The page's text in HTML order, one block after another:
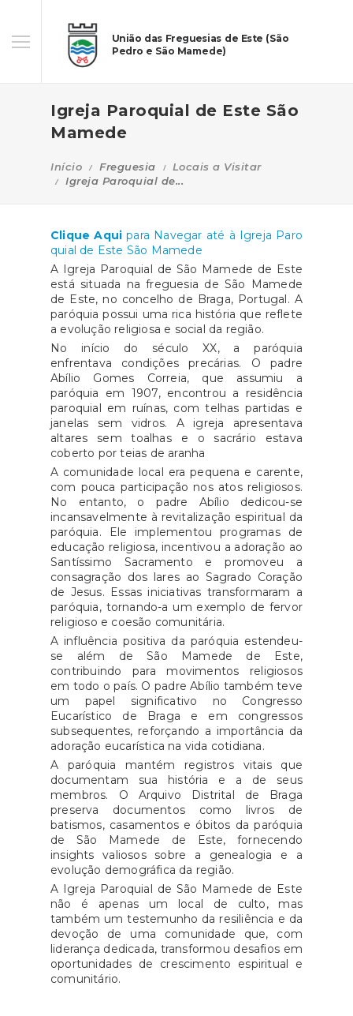
União das Freguesias de Este (São
Pedro e São Mamede)
Igreja Paroquial de Este São
Mamede
Início Freguesia
Locais a Visitar
Igreja Paroquial de...
Clique Aquipara Navegar até à Igreja Paro
quial de Este São Mamede
A Igreja Paroquial de São Mamede de Este
está situada na freguesia de São Mamede
de Este, no concelho de Braga, Portugal. A
paróquia possui uma rica história que reflete
a evolução religiosa e social da região.
No início do século XX, a paróquia
enfrentava condições precárias. O padre
Abílio Gomes Correia, que assumiu a
paróquia em 1907, encontrou a residência
paroquial em ruínas, com telhas partidas e
janelas sem vidros. A igreja apresentava
altares sem toalhas e o sacrário estava
coberto por teias de aranha
A comunidade local era pequena e carente,
com pouca participação nos atos religiosos.
No entanto, o padre Abílio dedicou-se
incansavelmente à revitalização espiritual da
paróquia. Ele implementou programas de
educação religiosa, incentivou a adoração ao
Santíssimo Sacramento e promoveu a
consagração dos lares ao Sagrado Coração
de Jesus. Essas iniciativas transformaram a
paróquia, tornando-a um exemplo de fervor
religioso e coesão comunitária.
A influência positiva da paróquia estendeu-
se além de São Mamede de Este,
contribuindo para movimentos religiosos
em todo o país. O padre Abílio também teve
um papel significativo no Congresso
Eucarístico de Braga e em congressos
subsequentes, reforçando a importância da
adoração eucarística na vida cotidiana.
A paróquia mantém registros vitais que
documentam sua história e a de seus
membros. O Arquivo Distrital de Braga
preserva documentos como livros de
batismos, casamentos e óbitos da paróquia
de São Mamede de Este, fornecendo
insights valiosos sobre a genealogia e a
evolução demográfica da região.
A Igreja Paroquial de São Mamede de Este
não é apenas um local de culto, mas
também um testemunho da resiliência e da
devoção de uma comunidade que, com
liderança dedicada, transformou desafios em
oportunidades de crescimento espiritual e
comunitário.